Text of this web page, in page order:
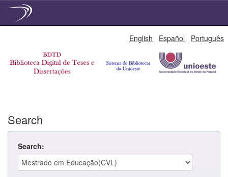
English Español Português
Search
Search: